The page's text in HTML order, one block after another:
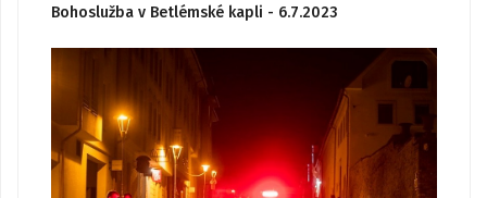
Bohoslužba v Betlémské kapli - 6.7.2023